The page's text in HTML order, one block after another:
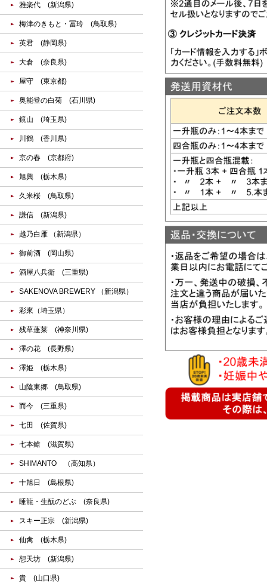
雅楽代 (新潟県)
梅津のきもと・冨玲 (鳥取県)
英君 (静岡県)
大倉 (奈良県)
屋守 (東京都)
奥能登の白菊 (石川県)
鏡山 (埼玉県)
川鶴 (香川県)
京の春 (京都府)
旭興 (栃木県)
久米桜 (鳥取県)
謙信 (新潟県)
越乃白雁 （新潟県）
御前酒 (岡山県)
酒屋八兵衛 (三重県)
SAKENOVA BREWERY （新潟県）
彩來（埼玉県）
残草蓬莱 (神奈川県)
澤の花 (長野県)
澤姫 (栃木県)
山陰東郷 (鳥取県)
而今 (三重県)
七田 (佐賀県)
七本鎗 (滋賀県)
SHIMANTO （高知県）
十旭日 (島根県)
睡龍・生酛のどぶ (奈良県)
スキー正宗 (新潟県)
仙禽 (栃木県)
想天坊 (新潟県)
貴 (山口県)